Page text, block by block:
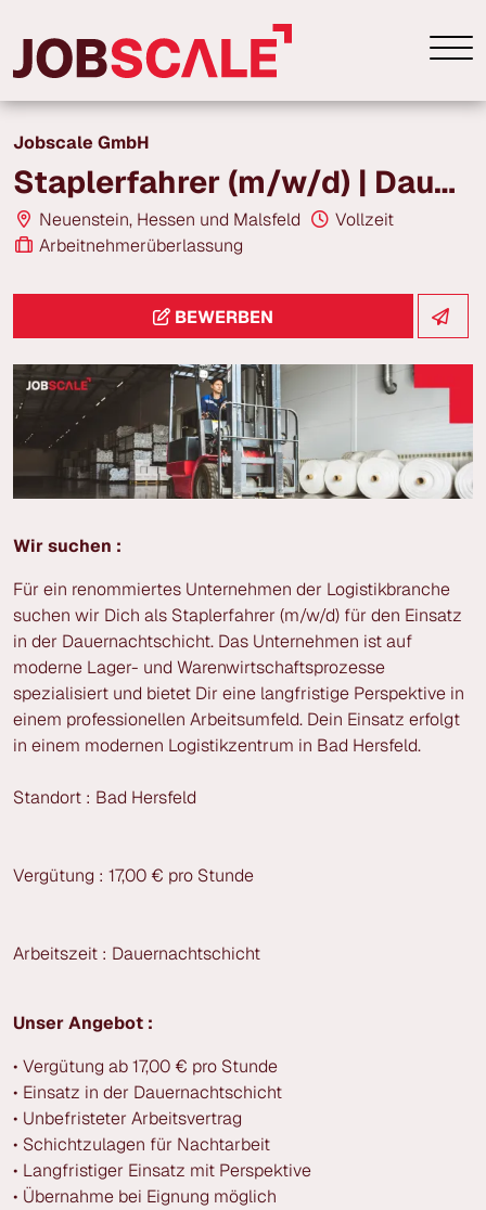
Jobscale GmbH
Staplerfahrer (m/w/d) | Dauernacht | ab 17,00 € /h | Neuenstein
Neuenstein, Hessen und Malsfeld
Vollzeit
Arbeitnehmerüberlassung
BEWERBEN
Wir suchen :
Für ein renommiertes Unternehmen der Logistikbranche
suchen wir Dich als Staplerfahrer (m/w/d) für den Einsatz
in der Dauernachtschicht. Das Unternehmen ist auf
moderne Lager- und Warenwirtschaftsprozesse
spezialisiert und bietet Dir eine langfristige Perspektive in
einem professionellen Arbeitsumfeld. Dein Einsatz erfolgt
in einem modernen Logistikzentrum in Bad Hersfeld.
Standort : Bad Hersfeld
Vergütung : 17,00 € pro Stunde
Arbeitszeit : Dauernachtschicht
Unser Angebot :
• Vergütung ab 17,00 € pro Stunde
• Einsatz in der Dauernachtschicht
• Unbefristeter Arbeitsvertrag
• Schichtzulagen für Nachtarbeit
• Langfristiger Einsatz mit Perspektive
• Übernahme bei Eignung möglich